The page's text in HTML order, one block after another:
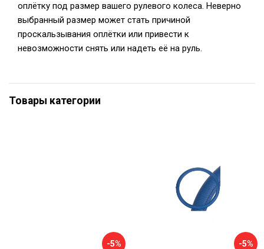
оплётку под размер вашего рулевого колеса. Неверно
выбранный размер может стать причиной
проскальзывания оплётки или привести к
невозможности снять или надеть её на руль.
Товары категории
-5% -5%